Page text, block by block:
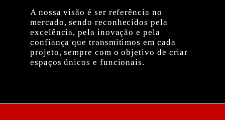
A nossa visão é ser referência no
mercado, sendo reconhecidos pela
excelência, pela inovação e pela
confiança que transmitimos em cada
projeto, sempre com o objetivo de criar
espaços únicos e funcionais.